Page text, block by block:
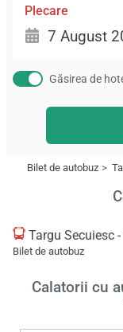
Plecare
Găsirea de
Bilet de autobuz
Targu Secuiesc -
Bilet de autobuz
Calatorii cu